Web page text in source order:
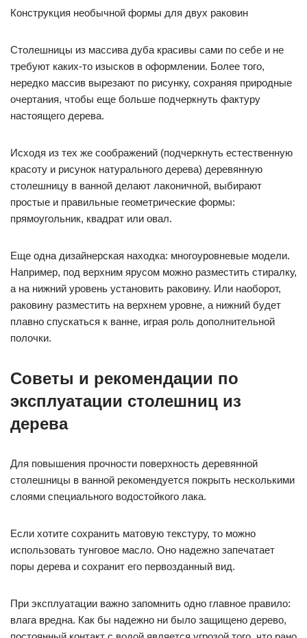
Конструкция необычной формы для двух раковин
Столешницы из массива дуба красивы сами по себе и не
требуют каких-то изысков в оформлении. Более того,
нередко массив вырезают по рисунку, сохраняя природные
очертания, чтобы еще больше подчеркнуть фактуру
настоящего дерева.
Исходя из тех же соображений (подчеркнуть естественную
красоту и рисунок натурального дерева) деревянную
столешницу в ванной делают лаконичной, выбирают
простые и правильные геометрические формы:
прямоугольник, квадрат или овал.
Еще одна дизайнерская находка: многоуровневые модели.
Например, под верхним ярусом можно разместить стиралку,
а на нижний уровень установить раковину. Или наоборот,
раковину разместить на верхнем уровне, а нижний будет
плавно спускаться к ванне, играя роль дополнительной
полочки.
Советы и рекомендации по
эксплуатации столешниц из
дерева
Для повышения прочности поверхность деревянной
столешницы в ванной рекомендуется покрыть несколькими
слоями специального водостойкого лака.
Если хотите сохранить матовую текстуру, то можно
использовать тунговое масло. Оно надежно запечатает
поры дерева и сохранит его первозданный вид.
При эксплуатации важно запомнить одно главное правило:
влага вредна. Как бы надежно ни было защищено дерево,